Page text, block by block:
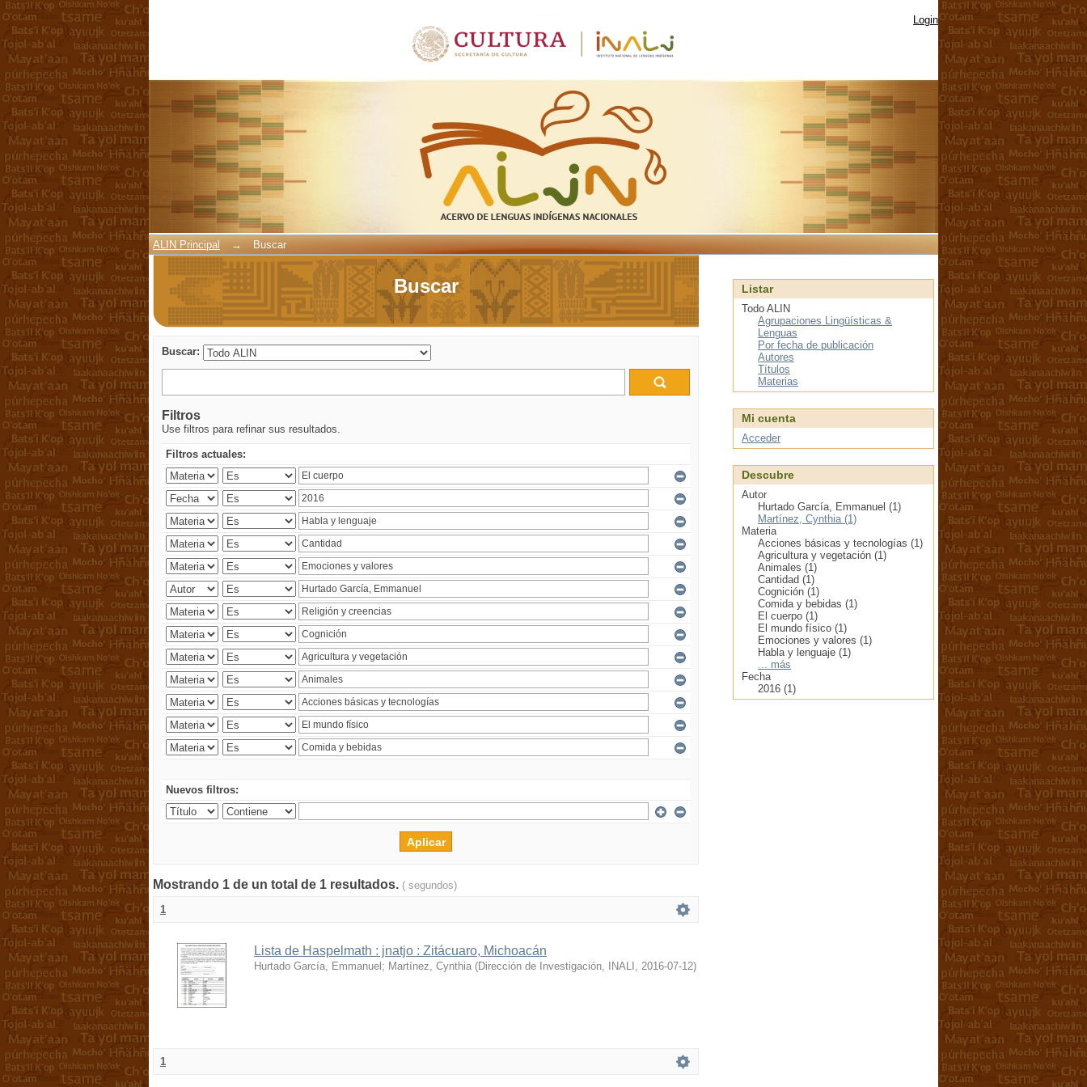
Login
ALIN Principal → Buscar
Buscar
Buscar:
Filtros
Use filtros para refinar sus resultados.
Filtros actuales:
Nuevos filtros:
Mostrando 1 de un total de 1 resultados. ( segundos)
1
Lista de Haspelmath : jnatjo : Zitácuaro, Michoacán
Hurtado García, Emmanuel ; Martínez, Cynthia (Dirección de Investigación, INALI , 2016-07-12)
1
Listar
Todo ALIN
Agrupaciones Lingüísticas &
Lenguas
Por fecha de publicación
Autores
Títulos
Materias
Mi cuenta
Acceder
Descubre
Autor
Hurtado García, Emmanuel (1)
Martínez, Cynthia (1)
Materia
Acciones básicas y tecnologías (1)
Agricultura y vegetación (1)
Animales (1)
Cantidad (1)
Cognición (1)
Comida y bebidas (1)
El cuerpo (1)
El mundo físico (1)
Emociones y valores (1)
Habla y lenguaje (1)
... más
Fecha
2016 (1)